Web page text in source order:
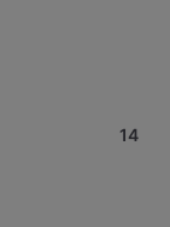
14